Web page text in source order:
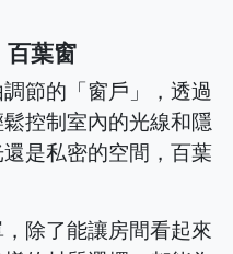
百葉窗
節的「窗戶」，透過
控制室內的光線和隱
是私密的空間，百葉
除了能讓房間看起來